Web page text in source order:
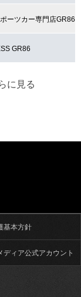
ーツカー専門店GR86
GR86
に見る
基本方針
ディア公式アカウント